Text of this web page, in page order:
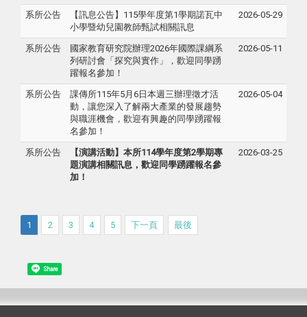
系所公告
【訊息公告】115學年度第1學期諾瓦中
小學暨幼兒園教師甄試相關訊息
2026-05-29
系所公告
國家教育研究院辦理2026年國際課綱系
列研討會「探究與實作」，歡迎同學踴
躍報名參加！
2026-05-11
系所公告
課傳所115年5月6日本週三辦理徵才活
動，讓您深入了解兩大產業的發展趨勢
與職涯機會，歡迎有興趣的同學踴躍報
名參加！
2026-05-04
系所公告
【演講活動】本所114學年度第2學期專
題演講相關訊息，歡迎同學踴躍報名參
加！
2026-03-25
1 2 3 4 5 下一頁 最後
Share